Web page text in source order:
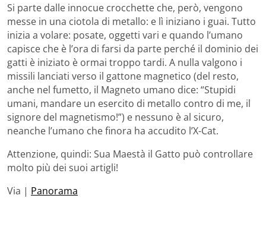
Si parte dalle innocue crocchette che, però, vengono
messe in una ciotola di metallo: e lì iniziano i guai. Tutto
inizia a volare: posate, oggetti vari e quando l’umano
capisce che è l’ora di farsi da parte perché il dominio dei
gatti è iniziato è ormai troppo tardi. A nulla valgono i
missili lanciati verso il gattone magnetico (del resto,
anche nel fumetto, il Magneto umano dice: “Stupidi
umani, mandare un esercito di metallo contro di me, il
signore del magnetismo!”) e nessuno è al sicuro,
neanche l’umano che finora ha accudito l’X-Cat.
Attenzione, quindi: Sua Maestà il Gatto può controllare
molto più dei suoi artigli!
Via | Panorama